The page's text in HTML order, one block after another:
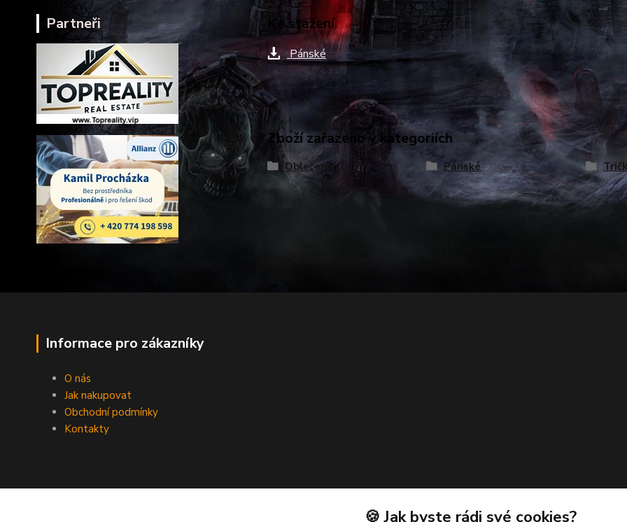
Partneři Ke stažení
Pánské
Zboží zařazeno v kategoriích
Oblečení Pánské
Informace pro zákazníky
O nás
Jak nakupovat
Obchodní podmínky
Kontakty
🍪 Jak byste rádi své cookies?